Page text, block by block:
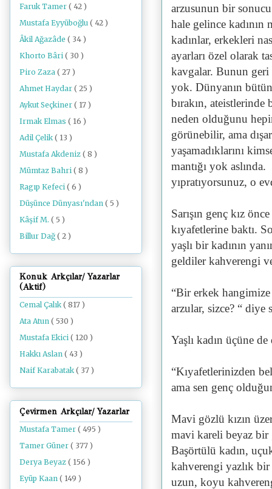
arzusunun bir
hale gelince
kadınlar, erkekleri
ayarları özel olarak
kavgalar. Bunun geri
yok. Dünyanın
bırakın,
neden olduğunu
görünebilir, ama
yaşamadıklarını
mantığı yok
yıpratıyorsunuz, o
Sarışın genç kız
kıyafetlerine baktı.
yaşlı bir kadının
geldiler kahverengi
“Bir erkek
arzular, sizce? “ diye
Yaşlı kadın üçüne
“Kıyafetlerinizden
ama sen genç
Mavi gözlü kızın
mavi kareli beyaz
Başörtülü kadın,
kahverengi yazlık
uzun, koyu
Faruk Tamer ( 42 )
Mustafa Eyyüboğlu ( 42 )
Âkil Ağazâde ( 34 )
Khorto Bâri ( 30 )
Piro Zaza ( 27 )
Ahmet Haydar ( 25 )
Aykut Seçkiner ( 17 )
Irmak Elmas ( 16 )
Adil Çelik ( 13 )
Mustafa Akdeniz ( 8 )
Mümtaz Bahri ( 8 )
Ragıp Kefeci ( 6 )
Düşünce Dünyası'ndan ( 5 )
Kâşif M. ( 5 )
Billur Dağ ( 2 )
Konuk Arkçılar/ Yazarlar
(Aktif)
Cemal Çalık( 817 )
Ata Atun ( 530 )
Mustafa Ekici ( 120 )
Hakkı Aslan ( 43 )
Naif Karabatak( 37 )
Çevirmen Arkçılar/ Yazarlar
Mustafa Tamer ( 495 )
Tamer Güner ( 377 )
Derya Beyaz ( 156 )
Eyüp Kaan ( 149 )